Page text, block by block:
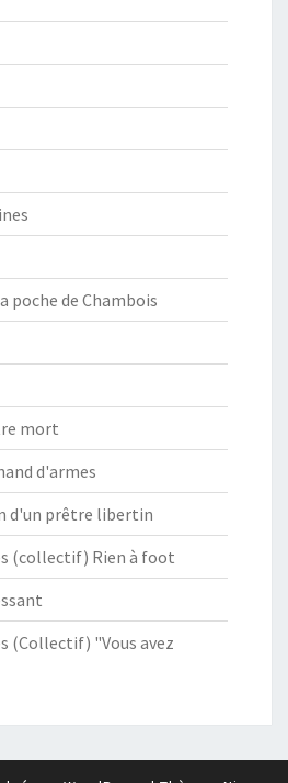
poche de Chambois
mort
d'armes
d'un prêtre libertin
(collectif) Rien à foot
(Collectif) "Vous avez